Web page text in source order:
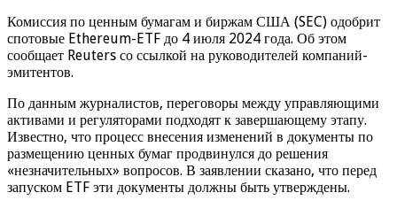
Комиссия по ценным бумагам и биржам США (SEC) одобрит
спотовые Ethereum-ETF до 4 июля 2024 года. Об этом
сообщает Reuters со ссылкой на руководителей компаний-
эмитентов.
По данным журналистов, переговоры между управляющими
активами и регуляторами подходят к завершающему этапу.
Известно, что процесс внесения изменений в документы по
размещению ценных бумаг продвинулся до решения
«незначительных» вопросов. В заявлении сказано, что перед
запуском ETF эти документы должны быть утверждены.